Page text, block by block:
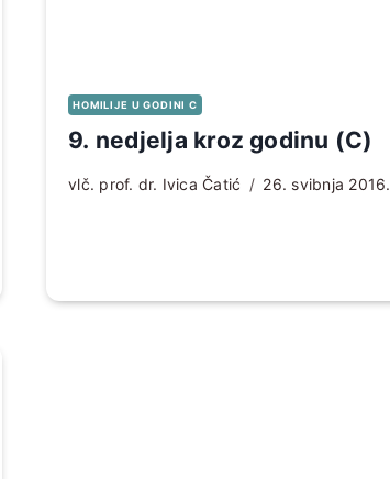
HOMILIJE U GODINI C
9. nedjelja kroz godinu (C)
vlč. prof. dr. Ivica Čatić 26. svibnja 2016.